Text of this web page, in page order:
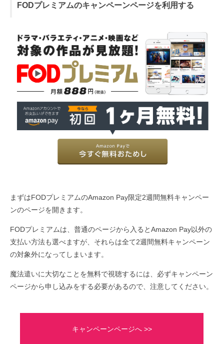
FODプレミアムのキャンペーンページを利用する
まずはFODプレミアムのAmazon Pay限定2週間無料キャンペー
ンのページを開きます。
FODプレミアムは、普通のページから入るとAmazon Pay以外の
支払い方法も選べますが、それらは全て2週間無料キャンペーン
の対象外になってしまいます。
魔法遣いに大切なことを無料で視聴するには、必ずキャンペーン
ページから申し込みをする必要があるので、注意してください。
キャンペーンページへ >>